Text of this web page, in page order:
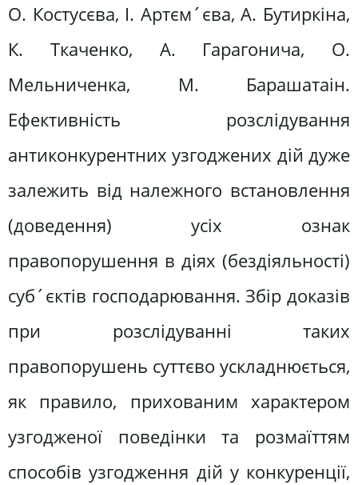
О. Костусєва, І. Артєм´єва, А. Бутиркіна,
К. Ткаченко, А. Гарагонича, О.
Мельниченка, М. Барашатаін.
Ефективність розслідування
антиконкурентних узгоджених дій дуже
залежить від належного встановлення
(доведення) усіх ознак
правопорушення в діях (бездіяльності)
суб´єктів господарювання. Збір доказів
при розслідуванні таких
правопорушень суттєво ускладнюється,
як правило, прихованим характером
узгодженої поведінки та розмаїттям
способів узгодження дій у конкуренції,